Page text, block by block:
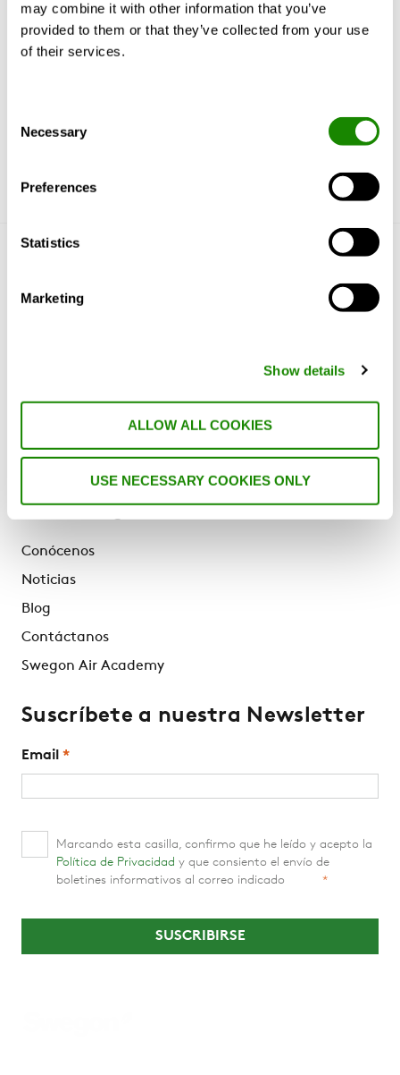
may combine it with other information that you’ve
provided to them or that they’ve collected from your use
of their services.
Selection
Necessary
Preferences
Statistics
Marketing
Show details
ALLOW ALL COOKIES
USE NECESSARY COOKIES ONLY
Referencias, guías y blog
Soporte y Servicio Técnico
Sostenibilidad
Más Swegon
Conócenos
Noticias
Blog
Contáctanos
Swegon Air Academy
Suscríbete a nuestra Newsletter
Email *
Marcando esta casilla, confirmo que he leído y acepto la
Política de Privacidad y que consiento el envío de
boletines informativos al correo indicado
*